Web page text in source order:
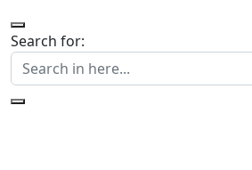
Search for: